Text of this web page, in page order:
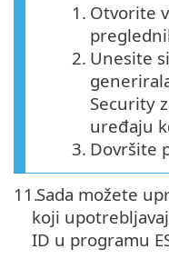
1. Otvorite
2. Unesite
Security
uređaju
3. Dovršite
11.Sada možete
koji
ID u programu